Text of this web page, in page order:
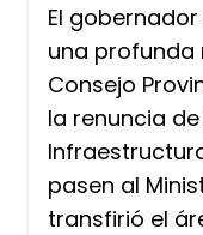
El
una profunda
Consejo
la renuncia
pasen al
transfirió el